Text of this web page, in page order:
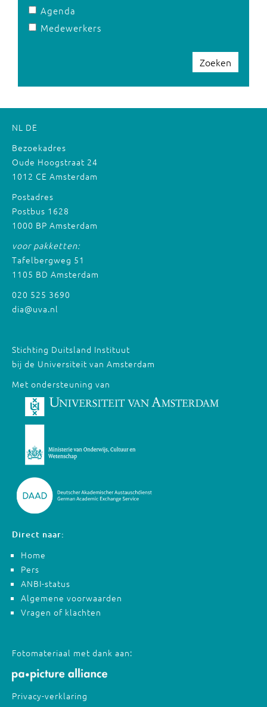
Agenda
Medewerkers
Zoeken
NL DE
Bezoekadres
Oude Hoogstraat 24
1012 CE Amsterdam
Postadres
Postbus 1628
1000 BP Amsterdam
voor pakketten:
Tafelbergweg 51
1105 BD Amsterdam
020 525 3690
dia@uva.nl
Stichting Duitsland Instituut
bij de Universiteit van Amsterdam
Met ondersteuning van
Direct naar:
Home
Pers
ANBI-status
Algemene voorwaarden
Vragen of klachten
Fotomateriaal met dank aan:
Privacy-verklaring